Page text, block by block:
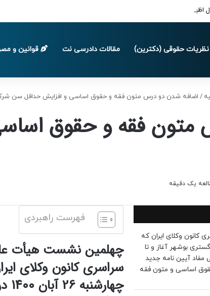
مالیاتی تا پایان تابستان 1405
نظریات حقوقی (دکترین) مقالات دادرسی نت قوانین و
/ اضافه شدن دو درس متون فقه و حقوق اساسی و افزایش حداقل سن شرکت
متون فقه و حقوق
یک دقیقه
وکلای ایران که
وکلای دادگستری بوشهر آغاز و تا
مفاد آیین نامه جدید
اساسی و متون فقه
فهرست راهبردی
چهلمین نشست هیأت
سراسری کانون وکلای